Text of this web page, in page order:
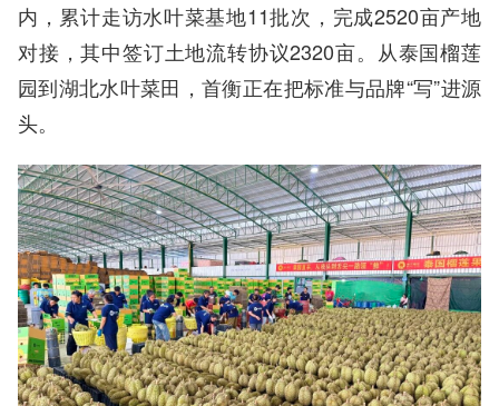
内，累计走访水叶菜基地11批次，完成2520亩产地
对接，其中签订土地流转协议2320亩。从泰国榴莲
园到湖北水叶菜田，首衡正在把标准与品牌“写”进源
头。